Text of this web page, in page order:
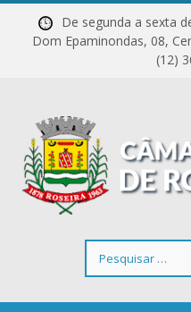
De segunda a
Dom Epaminondas,
(12)
por: